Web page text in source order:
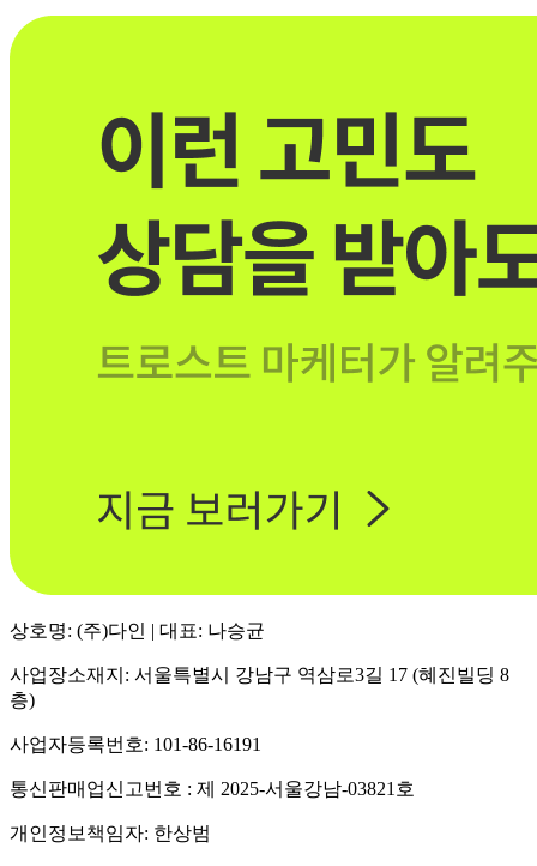
상호명: (주)다인 | 대표: 나승균
사업장소재지: 서울특별시 강남구 역삼로3길 17 (혜진빌딩 8
층)
사업자등록번호: 101-86-16191
통신판매업신고번호 : 제 2025-서울강남-03821호
개인정보책임자: 한상범